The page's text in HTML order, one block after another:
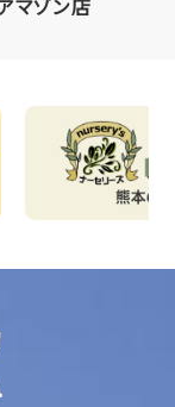
マゾン店